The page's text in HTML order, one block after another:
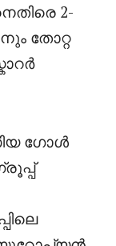
2-
തോറ്റ
ഗോൾ